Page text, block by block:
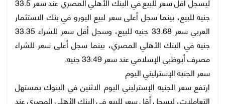
جنيه للبيع، بينما سجل أعلى سعر لبيع اليورو في بنك الاستثمار
العربي سعر 33.68 جنيه للبيع، وسجل أقل سعر للشراء 33.35
جنيه في البنك الأهلي المصري، بينما سجل أعلى سعر للشراء
مصرف أبوظبي الإسلامي عند سعر 33.49 جنيه.
سعر الجنيه الإسترليني اليوم
ارتفع سعر الجنيه الإسترليني اليوم الاثنين في البنوك بمستهل
التعاملات، ليسجل أقل سعر للبيع في البنك الأهلي المصري عند